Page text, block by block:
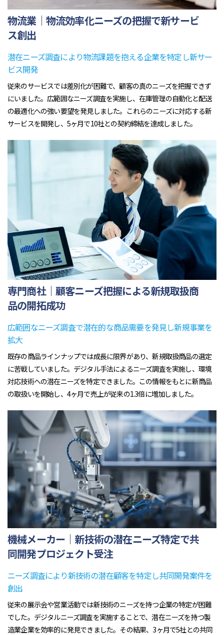
物流業｜物流効率化ニーズの把握で新サービ
ス創出
潜在ニーズ調査により物流課題を抱える企業を特定し新サー
ビス開発
従来のサービスでは差別化が困難で、顧客の真のニーズを把握できず
にいました。広範囲なニーズ調査を実施し、在庫管理の自動化と配送
の最適化への強い要望を発見しました。これらのニーズに対応する新
サービスを開発し、5ヶ月で10社との契約締結を達成しました。
専門商社｜顧客ニーズ把握による新規取扱商
品の開拓成功
広範囲なニーズ調査で潜在的な商品需要を発見し新規事業を
拡大
既存の商品ラインナップでは成長に限界があり、新規取扱商品の選定
に苦戦していました。デジタル手法によるニーズ調査を実施し、環境
対応技術への潜在ニーズを特定できました。この情報をもとに新商品
の取扱いを開始し、4ヶ月で売上が従来の1.3倍に増加しました。
機械メーカー｜新技術の潜在ニーズ特定で共
同開発プロジェクト受注
ニーズ調査により新技術の潜在顧客を特定し共同開発案件を
創出
従来の展示会や営業活動では新技術のニーズを持つ企業の特定が困難
でした。デジタルニーズ調査を実施することで、潜在ニーズを持つ製
造業企業を効率的に発見できました。その結果、3ヶ月で5社との共同